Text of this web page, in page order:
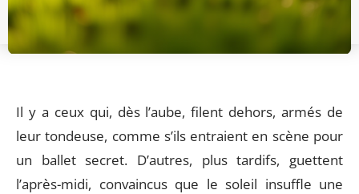
Il y a ceux qui, dès l’aube, filent dehors, armés de
leur tondeuse, comme s’ils entraient en scène pour
un ballet secret. D’autres, plus tardifs, guettent
l’après-midi, convaincus que le soleil insuffle une